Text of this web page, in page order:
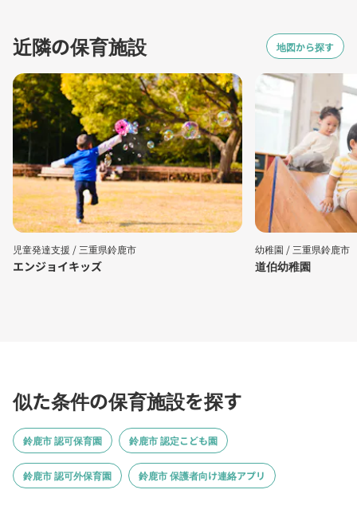
近隣の保育施設 地図から探す
児童発達支援 / 三重県鈴鹿市
エンジョイキッズ
幼稚園 / 三重県鈴鹿市
道伯幼稚園
似た条件の保育施設を探す
鈴鹿市 認可保育園 鈴鹿市 認定こども園
鈴鹿市 認可外保育園 鈴鹿市 保護者向け連絡アプリ